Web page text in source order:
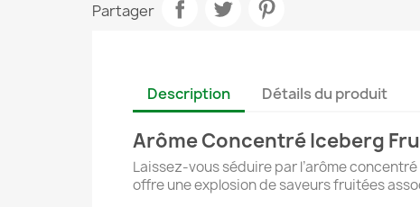
Partager
Description Détails du produit
Arôme Concentré Iceberg
Laissez-vous séduire par l’arôme
offre une explosion de saveurs fruitées